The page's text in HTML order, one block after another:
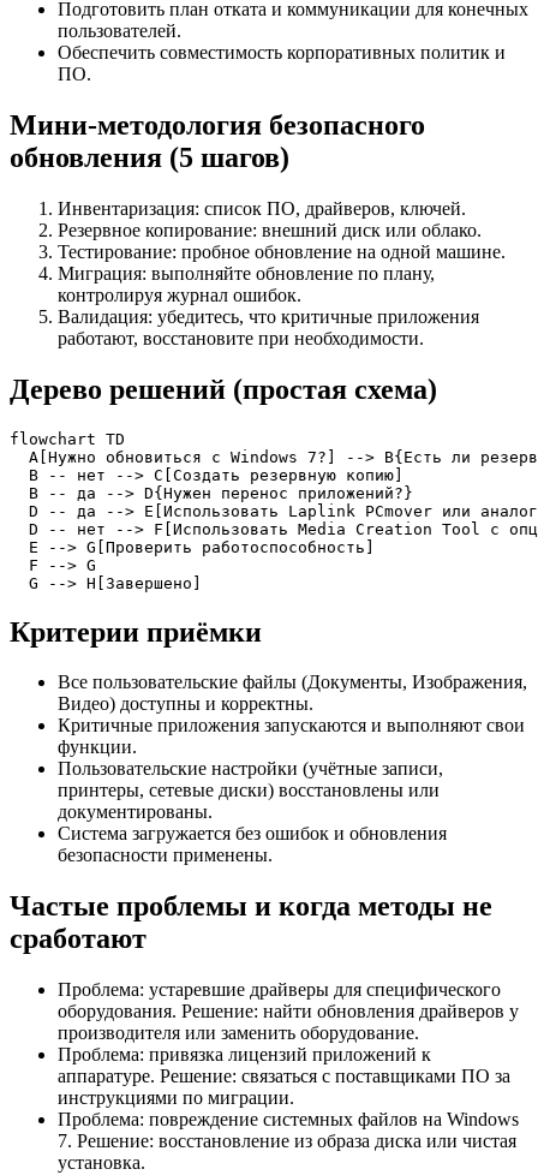
Подготовить план отката и коммуникации для конечных
пользователей.
Обеспечить совместимость корпоративных политик и
ПО.
Мини‑методология безопасного
обновления (5 шагов)
Инвентаризация: список ПО, драйверов, ключей.
Резервное копирование: внешний диск или облако.
Тестирование: пробное обновление на одной машине.
Миграция: выполняйте обновление по плану,
контролируя журнал ошибок.
Валидация: убедитесь, что критичные приложения
работают, восстановите при необходимости.
Дерево решений (простая схема)
flowchart TD
A[Нужно обновиться с Windows 7?] --> B{Есть ли
  B -- нет --> C[Создать резервную копию]
  B -- да --> D{Нужен перенос приложений?}
D -- да --> E[Использовать Laplink PCmover или
D -- нет --> F[Использовать Media Creation Tool с
  E --> G[Проверить работоспособность]
  F --> G
  G --> H[Завершено]
Критерии приёмки
Все пользовательские файлы (Документы, Изображения,
Видео) доступны и корректны.
Критичные приложения запускаются и выполняют свои
функции.
Пользовательские настройки (учётные записи,
принтеры, сетевые диски) восстановлены или
документированы.
Система загружается без ошибок и обновления
безопасности применены.
Частые проблемы и когда методы не
сработают
Проблема: устаревшие драйверы для специфического
оборудования. Решение: найти обновления драйверов у
производителя или заменить оборудование.
Проблема: привязка лицензий приложений к
аппаратуре. Решение: связаться с поставщиками ПО за
инструкциями по миграции.
Проблема: повреждение системных файлов на Windows
7. Решение: восстановление из образа диска или чистая
установка.